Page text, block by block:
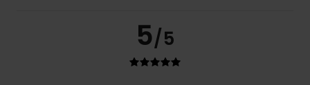
5/5